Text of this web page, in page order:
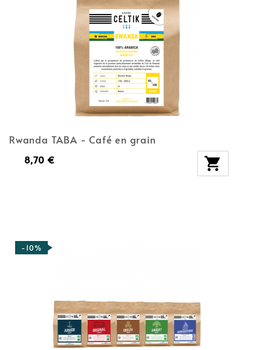
Rwanda TABA - Café en grain
8,70 € 
-10%